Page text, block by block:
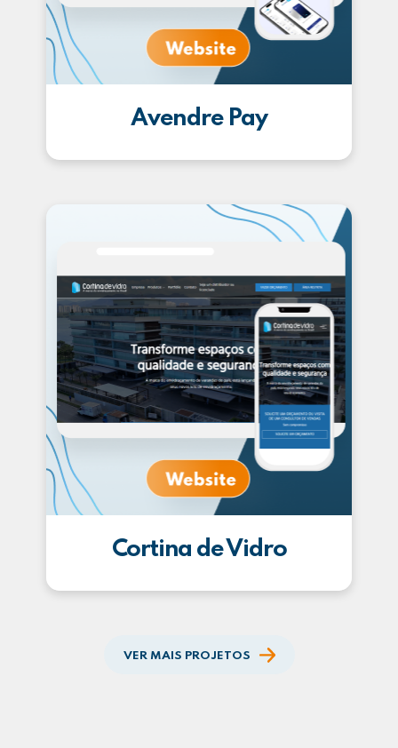
Avendre Pay
Cortina de Vidro
VER MAIS PROJETOS